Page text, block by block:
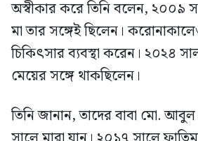
অস্বীকার করে তিনি বলেন, ২০০৯
মা তার সঙ্গেই ছিলেন।
চিকিৎসার ব্যবস্থা করেন। ২০২৪
মেয়ের সঙ্গে থাকছিলেন।
তিনি জানান, তাদের বাবা মো.